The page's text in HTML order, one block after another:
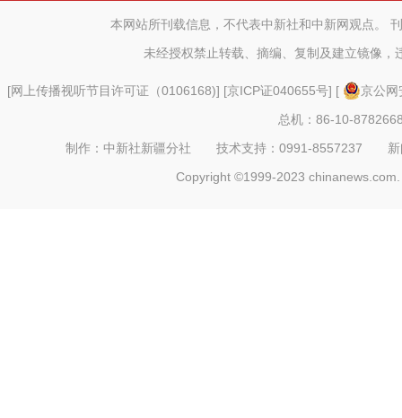
托海国际
本网站所刊载信息，不代表中新社和中新网观点。
未经授权禁止转载、摘编、复制及建立镜像，
[网上传播视听节目许可证（0106168)] [京ICP证040655号] [
京公
总机：86-10-
制作：中新社新疆分社 技术支持：0991-8557237
Copyright ©1999-2023